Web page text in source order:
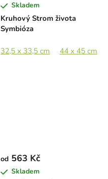
44,5 x 44,5 cm 65 x 65 cm
Kruhový Strom života
Symbióza
Skladem
32,5 x 33,5 cm 44 x 45 cm
od 563 Kč
Skladem